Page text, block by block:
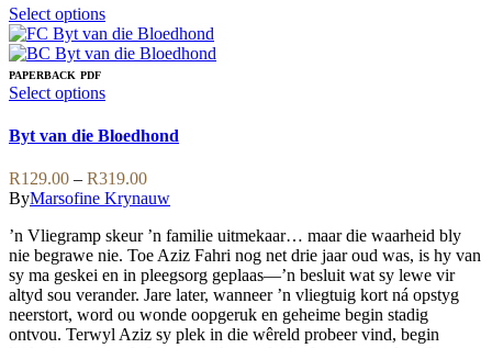
Select optionsThis
product
has
variants.
options
be
chosen
on
the
product
page
PAPERBACK PDF
Select optionsThis
has
variants.
The
options
may
be
chosen
on
the
product
Byt van die Bloedhond
R129.00 – R319.00Price
range:
through
R319.00
ByMarsofine Krynauw
’n Vliegramp skeur ’n familie uitmekaar… maar die waarheid bly
nie begrawe nie. Toe Aziz Fahri nog net drie jaar oud was, is hy van
sy ma geskei en in pleegsorg geplaas—’n besluit wat sy lewe vir
altyd sou verander. Jare later, wanneer ’n vliegtuig kort ná opstyg
neerstort, word ou wonde oopgeruk en geheime begin stadig
ontvou. Terwyl Aziz sy plek in die wêreld probeer vind, begin